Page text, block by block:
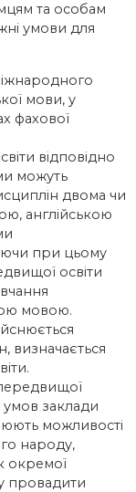
та особам
умови для
мови, у
фахової
відповідно
можуть
двома чи
англійською
при цьому
освіти
мовою.
визначається
умов заклади
можливості
народу,
окремої
провадити